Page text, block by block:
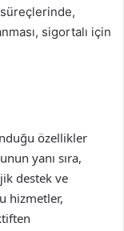
sigortalı için
özellikler
yanı sıra,
destek ve
hizmetler,